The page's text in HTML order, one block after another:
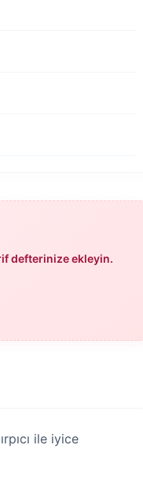
defterinize ekleyin.
ile iyice